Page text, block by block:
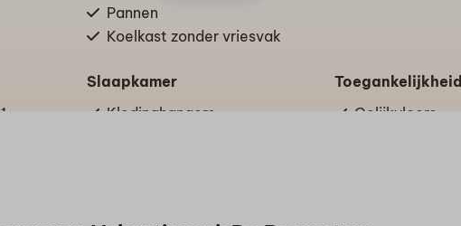
Pannen
Koelkast zonder vriesvak
Slaapkamer
Kledinghangers
Toegankelijkheid
Gelijkvloers